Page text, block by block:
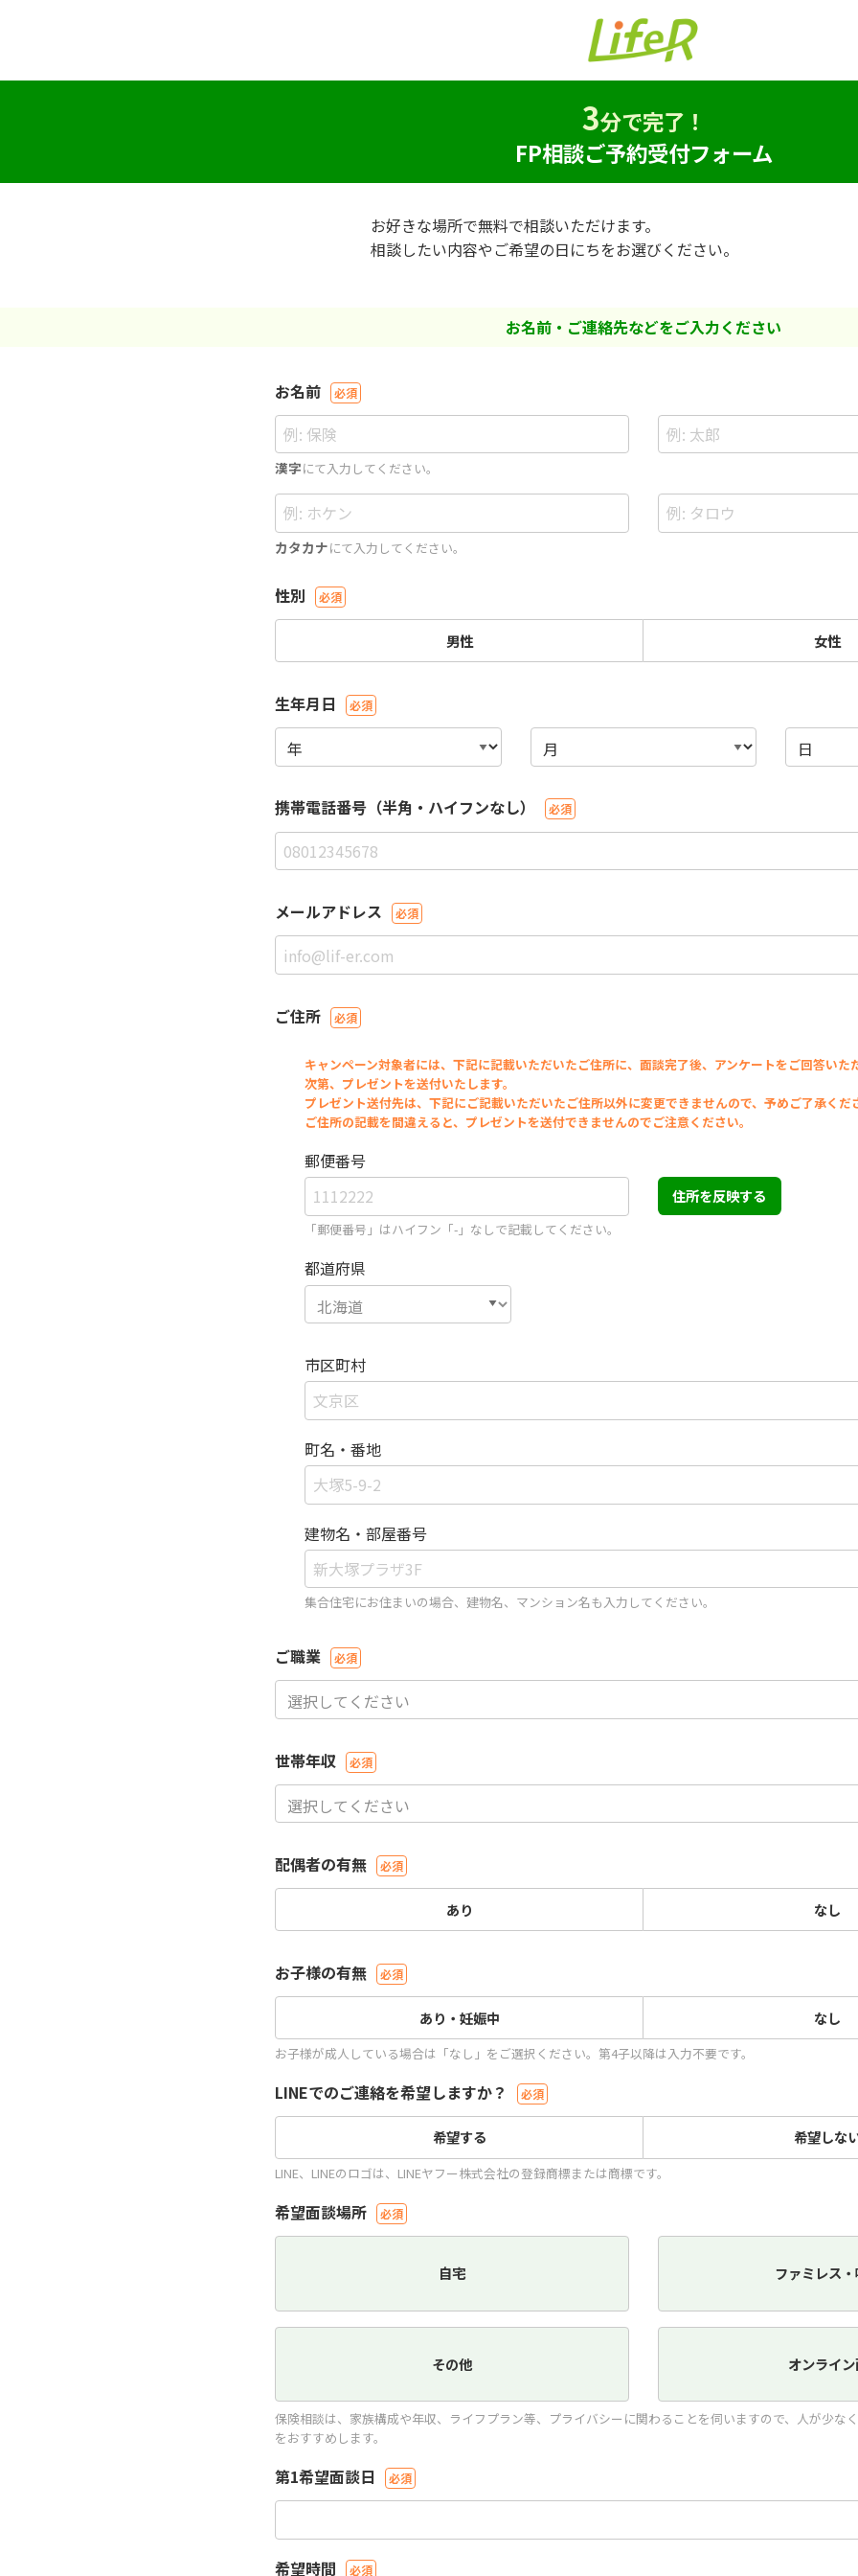
3分で完了！
FP相談ご予約受付フォーム
お好きな場所で無料で相談いただけます。
相談したい内容やご希望の日にちをお選びください。
お名前・ご連絡先などをご入力ください
お名前
漢字にて入力してください。
カタカナにて入力してください。
性別
男性 女性
生年月日
携帯電話番号（半角・ハイフンなし）
メールアドレス
ご住所
キャンペーン対象者には、下記に記載いただいたご住所に、面談完了後、アンケートをご回答いた
次第、プレゼントを送付いたします。
プレゼント送付先は、下記にご記載いただいたご住所以外に変更できませんので、予めご了承くだ
ご住所の記載を間違えると、プレゼントを送付できませんのでご注意ください。
郵便番号
住所を反映する
「郵便番号」はハイフン「-」なしで記載してください。
都道府県
市区町村
町名・番地
建物名・部屋番号
集合住宅にお住まいの場合、建物名、マンション名も入力してください。
ご職業
世帯年収
配偶者の有無
あり なし
お子様の有無
あり・妊娠中 なし
お子様が成人している場合は「なし」をご選択ください。第4子以降は入力不要です。
LINEでのご連絡を希望しますか？
希望する 希望しな
LINE、LINEのロゴは、LINEヤフー株式会社の登録商標または商標です。
希望面談場所
自宅 ファミレス
その他 オンライ
保険相談は、家族構成や年収、ライフプラン等、プライバシーに関わることを伺いますので、人が少な
をおすすめします。
第1希望面談日
希望時間